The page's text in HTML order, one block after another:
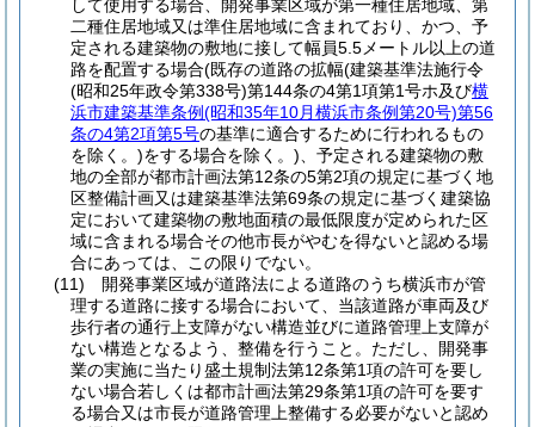
して使用する場合、開発事業区域が第一種住居地域、第
二種住居地域又は準住居地域に含まれており、かつ、予
定される建築物の敷地に接して幅員5.5メートル以上の道
路を配置する場合(既存の道路の拡幅(建築基準法施行令
(昭和25年政令第338号)第144条の4第1項第1号ホ及び横
浜市建築基準条例(昭和35年10月横浜市条例第20号)第56
条の4第2項第5号の基準に適合するために行われるもの
を除く。)をする場合を除く。) 、予定される建築物の敷
地の全部が都市計画法第12条の5第2項の規定に基づく地
区整備計画又は建築基準法第69条の規定に基づく建築協
定において建築物の敷地面積の最低限度が定められた区
域に含まれる場合その他市長がやむを得ないと認める場
合にあっては、この限りでない。
(11)
開発事業区域が道路法による道路のうち横浜市が管
理する道路に接する場合において、当該道路が車両及び
歩行者の通行上支障がない構造並びに道路管理上支障が
ない構造となるよう、整備を行うこと。 ただし、開発事
業の実施に当たり盛土規制法第12条第1項の許可を要し
ない場合若しくは都市計画法第29条第1項の許可を要す
る場合又は市長が道路管理上整備する必要がないと認め